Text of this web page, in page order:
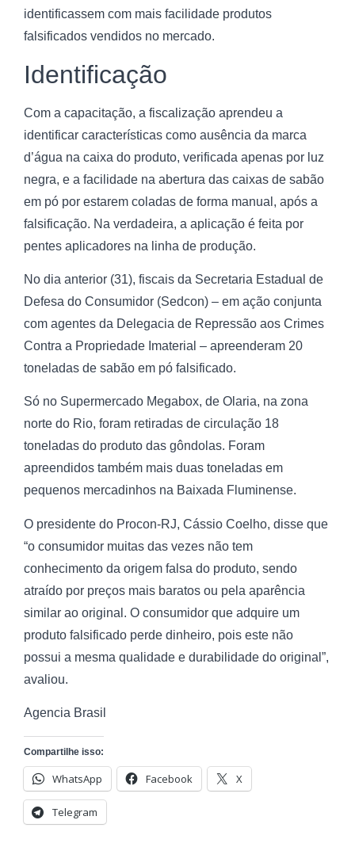
identificassem com mais facilidade produtos
falsificados vendidos no mercado.
Identificação
Com a capacitação, a fiscalização aprendeu a
identificar características como ausência da marca
d’água na caixa do produto, verificada apenas por luz
negra, e a facilidade na abertura das caixas de sabão
em pó por estarem coladas de forma manual, após a
falsificação. Na verdadeira, a aplicação é feita por
pentes aplicadores na linha de produção.
No dia anterior (31), fiscais da Secretaria Estadual de
Defesa do Consumidor (Sedcon) – em ação conjunta
com agentes da Delegacia de Repressão aos Crimes
Contra a Propriedade Imaterial – apreenderam 20
toneladas de sabão em pó falsificado.
Só no Supermercado Megabox, de Olaria, na zona
norte do Rio, foram retiradas de circulação 18
toneladas do produto das gôndolas. Foram
apreendidos também mais duas toneladas em
pequenos mercadinhos na Baixada Fluminense.
O presidente do Procon-RJ, Cássio Coelho, disse que
“o consumidor muitas das vezes não tem
conhecimento da origem falsa do produto, sendo
atraído por preços mais baratos ou pela aparência
similar ao original. O consumidor que adquire um
produto falsificado perde dinheiro, pois este não
possui a mesma qualidade e durabilidade do original”,
avaliou.
Agencia Brasil
Compartilhe isso:
WhatsApp Facebook X
Telegram